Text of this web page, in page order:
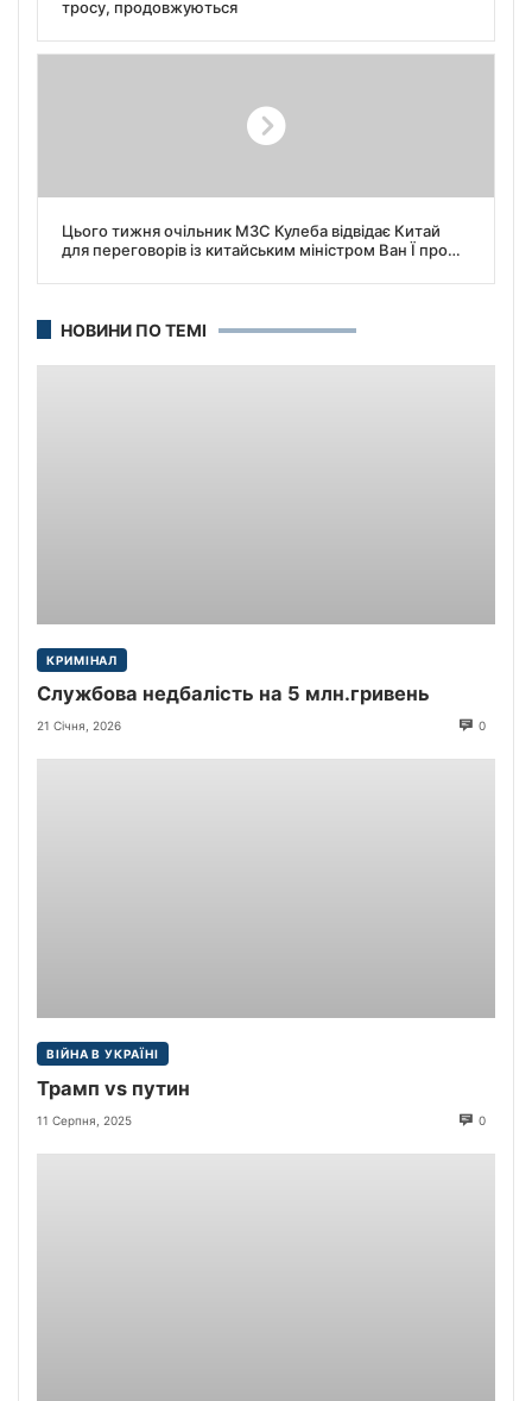
тросу, продовжуються
Цього тижня очільник МЗС Кулеба відвідає Китай
для переговорів із китайським міністром Ван Ї про
НОВИНИ ПО ТЕМІ
КРИМІНАЛ
Службова недбалість на 5 млн.гривень
21 Січня, 2026 0
ВІЙНА В УКРАЇНІ
Трамп vs путин
11 Серпня, 2025 0